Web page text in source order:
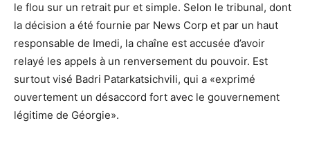
le flou sur un retrait pur et simple. Selon le tribunal, dont
la décision a été fournie par News Corp et par un haut
responsable de Imedi, la chaîne est accusée d’avoir
relayé les appels à un renversement du pouvoir. Est
surtout visé Badri Patarkatsichvili, qui a «exprimé
ouvertement un désaccord fort avec le gouvernement
légitime de Géorgie».